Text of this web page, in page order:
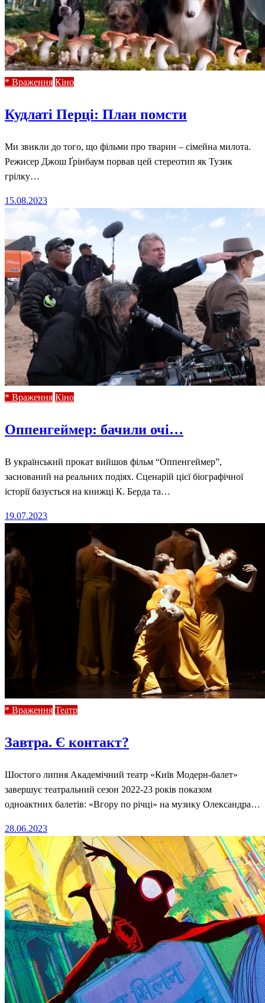
* Враження Кіно
Кудлаті Перці: План помсти
Ми звикли до того, що фільми про тварин – сімейна милота.
Режисер Джош Ґрінбаум порвав цей стереотип як Тузик
грілку…
Posted
on
15.08.2023
* Враження Кіно
Оппенгеймер: бачили очі…
В український прокат вийшов фільм “Оппенгеймер”,
заснований на реальних подіях. Сценарій цієї біографічної
історії базується на книжці К. Берда та…
Posted
on
19.07.2023
* Враження Театр
Завтра. Є контакт?
Шостого липня Академічний театр «Київ Модерн-балет»
завершує театральний сезон 2022-23 років показом
одноактних балетів: «Вгору по річці» на музику Олександра…
Posted
on
28.06.2023